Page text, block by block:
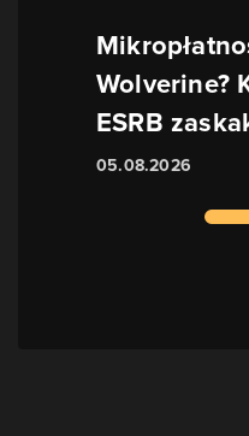
Wolverine?
ESRB
05.08.2026